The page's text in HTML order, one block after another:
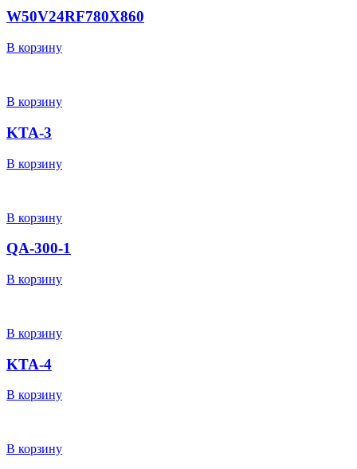
W50V24RF780X860
В корзину
В корзину
KTA-3
В корзину
В корзину
QA-300-1
В корзину
В корзину
KTA-4
В корзину
В корзину